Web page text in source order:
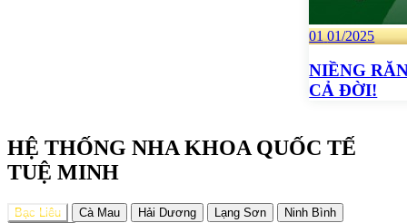
01 01/2025
NIỀNG
CẢ ĐỜI!
HỆ THỐNG NHA KHOA QUỐC TẾ
TUỆ MINH
Bạc Liêu Cà Mau Hải Dương Lạng Sơn
Ninh Bình